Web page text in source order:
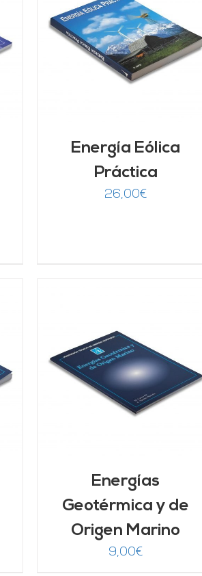
Energía Eólica
Práctica
26,00€
Energías
Geotérmica y de
Origen Marino
9,00€